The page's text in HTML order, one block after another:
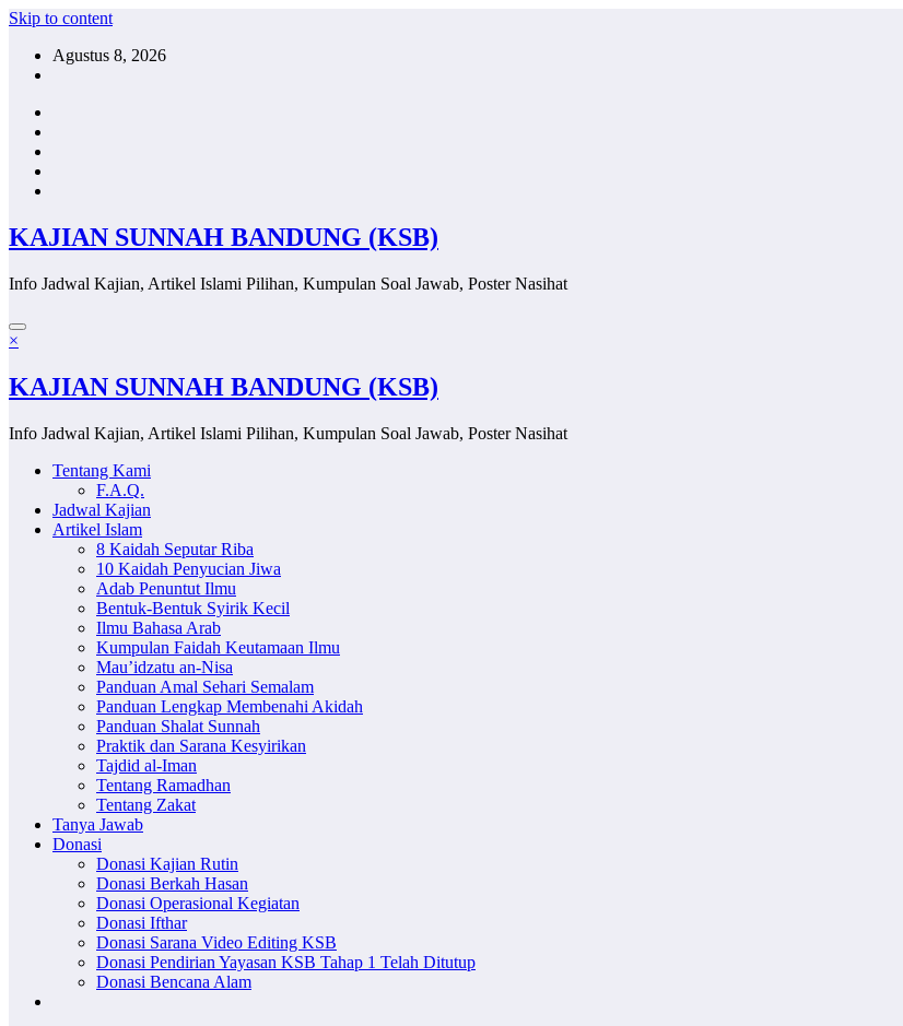
Skip to content
Agustus 8, 2026
KAJIAN SUNNAH BANDUNG (KSB)
Info Jadwal Kajian, Artikel Islami Pilihan, Kumpulan Soal Jawab, Poster Nasihat
×
KAJIAN SUNNAH BANDUNG (KSB)
Info Jadwal Kajian, Artikel Islami Pilihan, Kumpulan Soal Jawab, Poster Nasihat
Tentang Kami
F.A.Q.
Jadwal Kajian
Artikel Islam
8 Kaidah Seputar Riba
10 Kaidah Penyucian Jiwa
Adab Penuntut Ilmu
Bentuk-Bentuk Syirik Kecil
Ilmu Bahasa Arab
Kumpulan Faidah Keutamaan Ilmu
Mau’idzatu an-Nisa
Panduan Amal Sehari Semalam
Panduan Lengkap Membenahi Akidah
Panduan Shalat Sunnah
Praktik dan Sarana Kesyirikan
Tajdid al-Iman
Tentang Ramadhan
Tentang Zakat
Tanya Jawab
Donasi
Donasi Kajian Rutin
Donasi Berkah Hasan
Donasi Operasional Kegiatan
Donasi Ifthar
Donasi Sarana Video Editing KSB
Donasi Pendirian Yayasan KSB Tahap 1 Telah Ditutup
Donasi Bencana Alam